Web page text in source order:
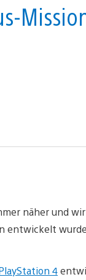
näher und
entwickelt
4